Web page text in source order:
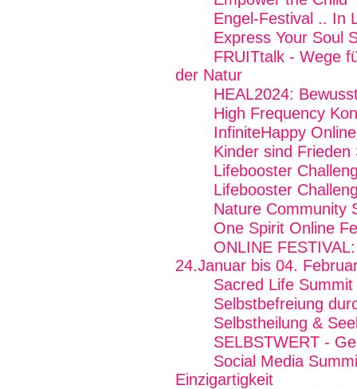
Engel-Festival .. In
Express Your Soul
FRUITtalk - Wege
der Natur
HEAL2024:
High Frequency
InfiniteHappy
Kinder sind Frieden
Lifebooster
Lifebooster
Nature Community
One Spirit Online
ONLINE
24.Januar bis 04.
Sacred Life Summit
Selbstbefreiung
Selbstheilung &
SELBSTWERT -
Social Media
Einzigartigkeit